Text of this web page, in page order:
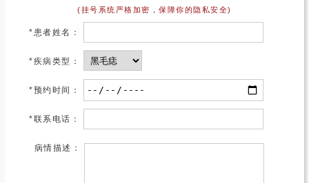
(挂号系统严格加密，保障你的隐私安全)
*患者姓名：
*疾病类型：
*预约时间：
*联系电话：
病情描述：